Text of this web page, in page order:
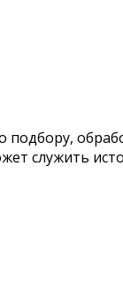
подбору,
служить